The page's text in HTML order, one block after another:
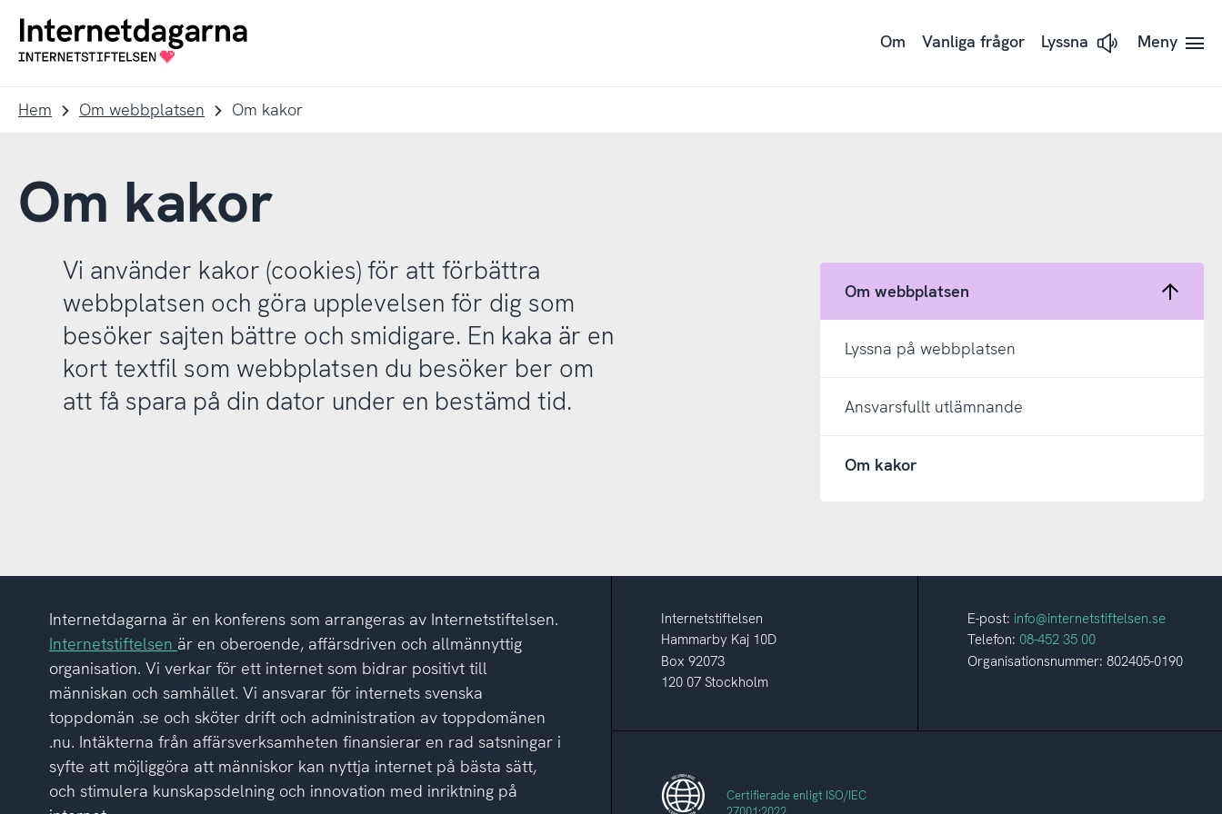
navigation
innehåll
Till
Om Vanliga frågor Lyssna
Lyssna på sidans text
Meny
Hem Om webbplatsen Om kakor
Om kakor
Om webbplatsen
Lyssna på webbplatsen
Ansvarsfullt utlämnande
Om kakor
Vi använder kakor (cookies) för att förbättra
webbplatsen och göra upplevelsen för dig som
besöker sajten bättre och smidigare. En kaka är en
kort textfil som webbplatsen du besöker ber om
att få spara på din dator under en bestämd tid.
Internetdagarna är en konferens som arrangeras av Internetstiftelsen.
Internetstiftelsen är en oberoende, affärsdriven och allmännyttig
organisation. Vi verkar för ett internet som bidrar positivt till
människan och samhället. Vi ansvarar för internets svenska
toppdomän .se och sköter drift och administration av toppdomänen
.nu. Intäkterna från affärsverksamheten finansierar en rad satsningar i
syfte att möjliggöra att människor kan nyttja internet på bästa sätt,
och stimulera kunskapsdelning och innovation med inriktning på
Internetstiftelsen
Hammarby Kaj 10D
Box 92073
120 07 Stockholm
E-post: info@internetstiftelsen.se
Telefon: 08-452 35 00
Organisationsnummer: 802405-0190
Certifierade enligt ISO/IEC